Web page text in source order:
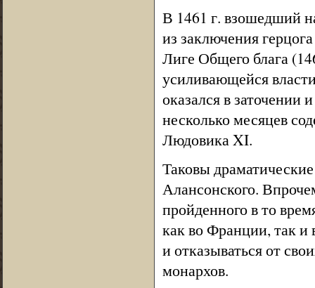
В 1461 г. взошедший
из заключения
Лиге Общего блага
усиливающейся
оказался в заточении
несколько месяцев
Людовика XI.
Таковы
Алансонского.
пройденного в то
как во Франции, так и
и отказываться от
монархов.